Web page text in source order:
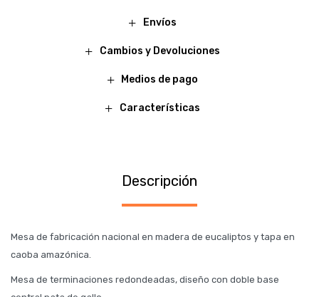
Envíos
Cambios y Devoluciones
Medios de pago
Características
Descripción
Mesa de fabricación nacional en madera de eucaliptos y tapa en
caoba amazónica.
Mesa de terminaciones redondeadas, diseño con doble base